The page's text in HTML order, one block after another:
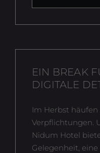
EIN BREAK
DIGITALE
Im Herbst
Verpflichtungen.
Nidum Hotel
Gelegenheit, eine